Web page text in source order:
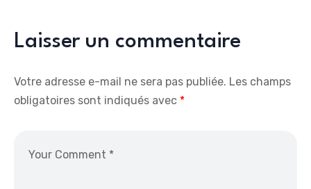
Laisser un commentaire
Votre adresse e-mail ne sera pas publiée. Les champs
obligatoires sont indiqués avec *